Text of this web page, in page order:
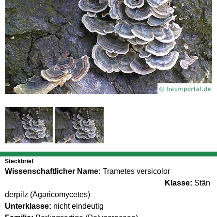
Steckbrief
Wissenschaftlicher Name: Trametes versicolor
Klasse: Stän
derpilz (Agaricomycetes)
Unterklasse: nicht eindeutig